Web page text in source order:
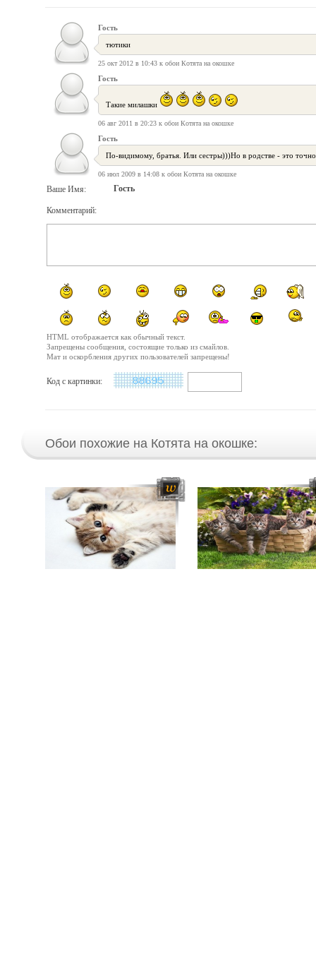
Гость
тютики
25 окт 2012 в 10:43 к обои Котята на окошке
Гость
Такие милашки
06 авг 2011 в 20:23 к обои Котята на окошке
Гость
По-видимому, братья. Или сестры)))Но в родстве - это
06 июл 2009 в 14:08 к обои Котята на окошке
Ваше Имя: Гость
Комментарий:
HTML отображается как обычный текст.
Запрещены сообщения, состоящие только из смайлов.
Мат и оскорбления других пользователей запрещены!
Код с картинки:
Обои похожие на Котята на окошке: